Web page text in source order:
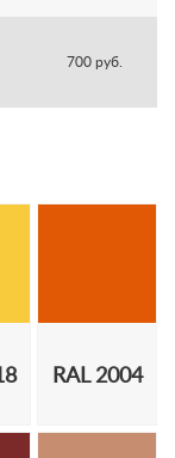
700 руб.
RAL 2004